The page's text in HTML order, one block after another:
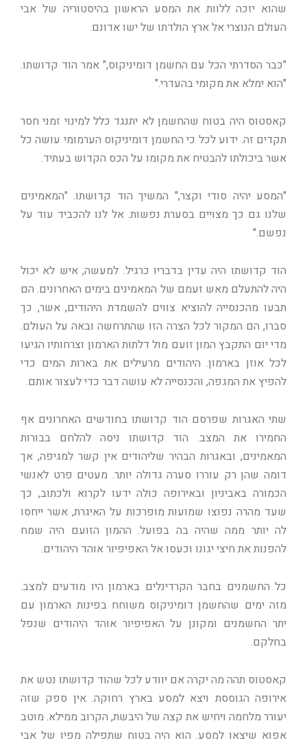
שהוא יזכה ללוות את המסע הראשון בהיסטוריה של אבי
העולם הנוצרי אל ארץ הולדתו של ישו אדונם.
"כבר הסדרתי הכל עם החשמן דומיניקוס," אמר הוד קדושתו.
"הוא ימלא את מקומי בהעדרי."
קאסטוס היה בטוח שהחשמן לא יתנגד כלל למינוי זמני חסר
תקדים זה. ידוע לכל כי החשמן דומיניקוס הערמומי עושה כל
אשר ביכולתו להבטיח את מקומו על הכס הקדוש בעתיד.
"המסע יהיה סודי וקצר," המשיך הוד קדושתו. "המאמינים
שלנו גם כך מצויים בסערת נפשות. אל לנו להכביד עוד על
נפשם."
הוד קדושתו היה עדין בדבריו כרגיל. למעשה, איש לא יכול
היה להתעלם מאש זעמם של המאמינים בימים האחרונים. הם
תבעו מהכנסייה להוציא צווים להשמדת היהודים, אשר, כך
סברו, הם המקור לכל הצרה הזו שהתרחשה ובאה על העולם.
מדי יום התקבץ המון זועם מול דלתות הארמון וצרחותיו הגיעו
לכל אוזן בארמון. היהודים מרעילים את בארות המים כדי
להפיץ את המגפה, והכנסייה לא עושה דבר כדי לעצור אותם.
שתי האגרות שפרסם הוד קדושתו בחודשים האחרונים אף
החמירו את המצב. הוד קדושתו ניסה להלחם בבורות
המאמינים, ובאגרות הבהיר שליהודים אין קשר למגיפה, אך
דומה שהן רק עוררו סערה גדולה יותר. מעטים פרט לאנשי
הכמורה באביניון ובאירופה כולה ידעו לקרוא ולכתוב, כך
שעד מהרה נפוצו שמועות מופרכות על האיגרת, אשר ייחסו
לה יותר ממה שהיה בה בפועל. ההמון הזועם היה שמח
להפנות את חיצי יגונו וכעסו אל האפיפיור אוהד היהודים.
כל החשמנים בחבר הקרדינלים בארמון היו מודעים למצב.
מזה ימים שהחשמן דומיניקוס משוחח בפינות הארמון עם
יתר החשמנים ומקונן על האפיפיור אוהד היהודים שנפל
בחלקם.
קאסטוס תהה מה יקרה אם יוודע לכל שהוד קדושתו נטש את
אירופה הגוססת ויצא למסע בארץ רחוקה. אין ספק שזה
יעורר מלחמה ויחיש את קצה של היבשת, הקרוב ממילא. מוטב
אפוא שיצאו למסע. הוא היה בטוח שתפילה מפיו של אבי